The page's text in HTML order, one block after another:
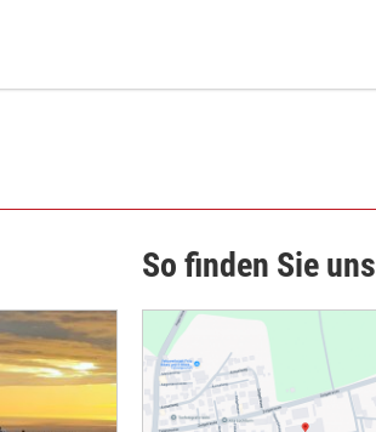
So finden Sie uns